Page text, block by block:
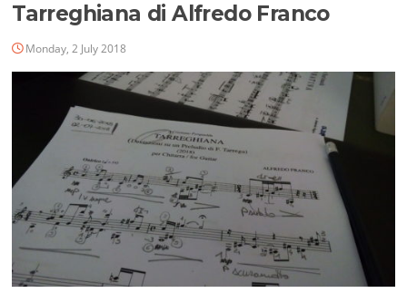
Tarreghiana di Alfredo Franco
Monday, 2 July 2018